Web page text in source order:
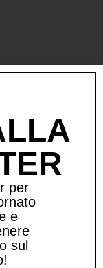
per
e
sul